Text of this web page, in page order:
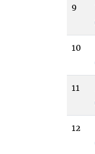
9
10
11
12